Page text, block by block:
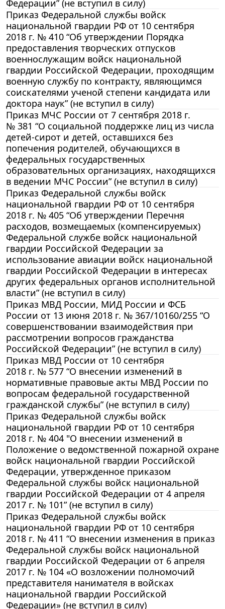
Федерации” (не вступил в силу)
Приказ Федеральной службы войск
национальной гвардии РФ от 10 сентября
2018 г. № 410 “Об утверждении Порядка
предоставления творческих отпусков
военнослужащим войск национальной
гвардии Российской Федерации, проходящим
военную службу по контракту, являющимся
соискателями ученой степени кандидата или
доктора наук” (не вступил в силу)
Приказ МЧС России от 7 сентября 2018 г.
№ 381 “О социальной поддержке лиц из числа
детей-сирот и детей, оставшихся без
попечения родителей, обучающихся в
федеральных государственных
образовательных организациях, находящихся
в ведении МЧС России” (не вступил в силу)
Приказ Федеральной службы войск
национальной гвардии РФ от 10 сентября
2018 г. № 405 “Об утверждении Перечня
расходов, возмещаемых (компенсируемых)
Федеральной службе войск национальной
гвардии Российской Федерации за
использование авиации войск национальной
гвардии Российской Федерации в интересах
других федеральных органов исполнительной
власти” (не вступил в силу)
Приказ МВД России, МИД России и ФСБ
России от 13 июня 2018 г. № 367/10160/255 “О
совершенствовании взаимодействия при
рассмотрении вопросов гражданства
Российской Федерации” (не вступил в силу)
Приказ МВД России от 10 сентября
2018 г. № 577 “О внесении изменений в
нормативные правовые акты МВД России по
вопросам федеральной государственной
гражданской службы” (не вступил в силу)
Приказ Федеральной службы войск
национальной гвардии РФ от 10 сентября
2018 г. № 404 "О внесении изменений в
Положение о ведомственной пожарной охране
войск национальной гвардии Российской
Федерации, утвержденное приказом
Федеральной службы войск национальной
гвардии Российской Федерации от 4 апреля
2017 г. № 101” (не вступил в силу)
Приказ Федеральной службы войск
национальной гвардии РФ от 10 сентября
2018 г. № 411 “О внесении изменения в приказ
Федеральной службы войск национальной
гвардии Российской Федерации от 6 апреля
2017 г. № 104 «О возложении полномочий
представителя нанимателя в войсках
национальной гвардии Российской
Федерации» (не вступил в силу)